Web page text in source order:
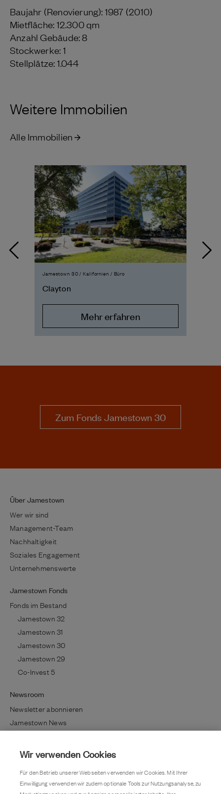
Baujahr (Renovierung): 1987 (2010)
Mietfläche: 12.300 qm
Anzahl Gebäude: 8
Stockwerke: 1
Stellplätze: 1.044
Weitere Immobilien
Alle Immobilien
Jamestown 30 / Kalifornien / Büro
Clayton
Mehr erfahren
Zum Fonds Jamestown 30
Über Jamestown
Wer wir sind
Management-Team
Nachhaltigkeit
Soziales Engagement
Unternehmenswerte
Jamestown Fonds
Fonds im Bestand
Jamestown 32
Jamestown 31
Jamestown 30
Jamestown 29
Co-Invest 5
Newsroom
Newsletter abonnieren
Jamestown News
Lifestyle / Kultur
Immobilientrends
Kundenmagazin
Pressemitteilung
Wir verwenden Cookies
Für den Betrieb unserer Webseiten verwenden wir Cookies. Mit Ihrer
Einwilligung verwenden wir zudem optionale Tools zur Nutzungsanalyse, zu